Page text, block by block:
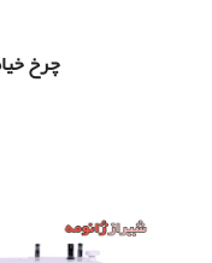
چرخ